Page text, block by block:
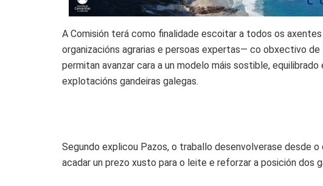
A Comisión terá como finalidade escoitar a todos os
organizacións agrarias e persoas expertas— co obxectivo
permitan avanzar cara a un modelo máis sostible,
explotacións gandeiras galegas.
Segundo explicou Pazos, o traballo desenvolverase desde
acadar un prezo xusto para o leite e reforzar a posición dos